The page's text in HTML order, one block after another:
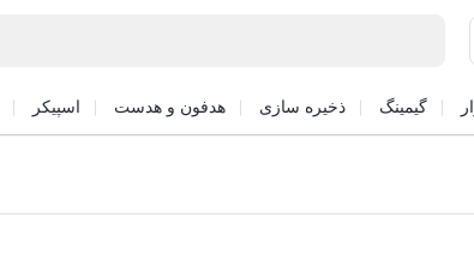
اسپیکر هدفون و هدست ذخیره سازی گیمینگ